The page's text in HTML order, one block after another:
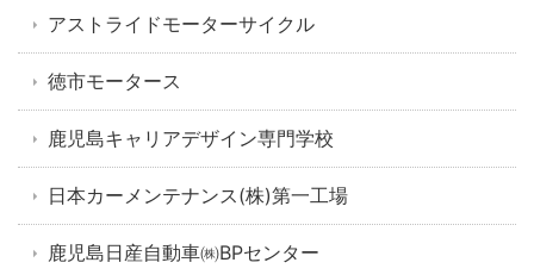
アストライドモーターサイクル
徳市モータース
鹿児島キャリアデザイン専門学校
日本カーメンテナンス(株)第一工場
鹿児島日産自動車㈱BPセンター